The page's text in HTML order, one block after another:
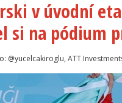
v úvodní
si na pódium
@yucelcakiroglu, ATT